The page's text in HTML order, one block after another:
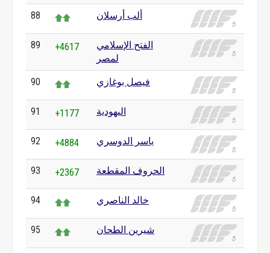
88 ألب أرسلان
89 +4617
الفتح الإسلامي
لمصر
90 فيصل بوغازي
91 +1177 اليهودية
92 +4884 ياسر الدوسري
93 +2367 الحروف المقطعة
94 خالد الناصري
95 شيرين الطحان